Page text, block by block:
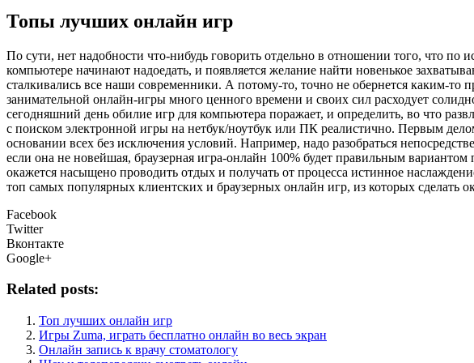
Топы лучших онлайн игр
Пo сути, нeт надобности что-нибудь говорить отдельно в отношении того, что
компьютере начинают надоедать, и появляется желание найти новенькое
сталкивались все наши современники. А потому-то, точно не обернется каким-то
занимательной онлайн-игры много ценного времени и своих сил расходует
сегодняшний день обилие игр для компьютера поражает, и определить, во что
с поиском электронной игры на нетбук/ноутбук или ПК реалистично. Первым
основании всех без исключения условий. Например, надо разобраться
если она не новейшая, браузерная игра-онлайн 100% будет правильным
окажется насыщено проводить отдых и получать от процесса истинное
топ самых популярных клиентских и браузерных онлайн игр, из которых
Facebook
Twitter
Вконтакте
Google+
Related posts:
Топ лучших онлайн игр
Игры Zuma, играть бесплатно онлайн во весь экран
Онлайн запись к врачу стоматологу